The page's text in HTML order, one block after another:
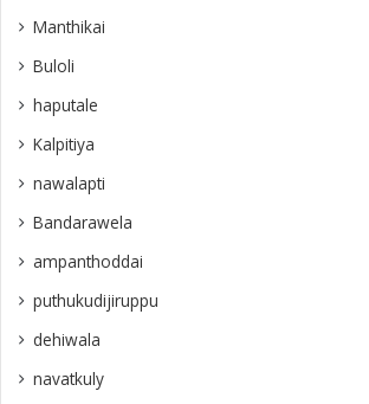
Manthikai
Buloli
haputale
Kalpitiya
nawalapti
Bandarawela
ampanthoddai
puthukudijiruppu
dehiwala
navatkuly